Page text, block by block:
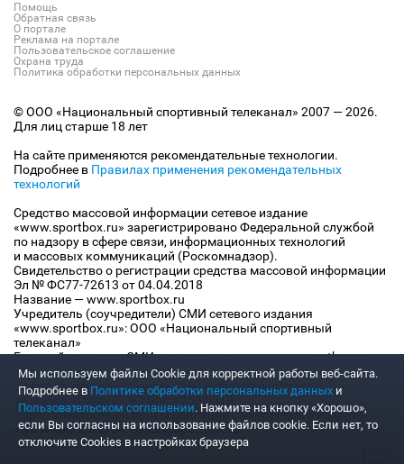
Помощь
Обратная связь
О портале
Реклама на портале
Пользовательское соглашение
Охрана труда
Политика обработки персональных данных
© ООО «Национальный спортивный телеканал» 2007 — 2026.
Для лиц старше 18 лет
На сайте применяются рекомендательные технологии.
Подробнее в Правилах применения рекомендательных
технологий
Средство массовой информации сетевое издание
«www.sportbox.ru» зарегистрировано Федеральной службой
по надзору в сфере связи, информационных технологий
и массовых коммуникаций (Роскомнадзор).
Свидетельство о регистрации средства массовой информации
Эл № ФС77-72613 от 04.04.2018
Название — www.sportbox.ru
Учредитель (соучредители) СМИ сетевого издания
«www.sportbox.ru»: ООО «Национальный спортивный
телеканал»
Главный редактор СМИ сетевого издания «www.sportbox.ru»:
Конов В.А.
Номер телефона редакции СМИ сетевого издания
«www.sportbox.ru»: +7 (495) 653 8419
Адрес электронной почты редакции СМИ сетевого издания
«www.sportbox.ru»: editor@sportbox.ru
Мы используем файлы Сookie для корректной работы веб-сайта.
Подробнее в Политике обработки персональных данных и
Пользовательском соглашении. Нажмите на кнопку «Хорошо»,
если Вы согласны на использование файлов cookie. Если нет, то
отключите Cookies в настройках браузера